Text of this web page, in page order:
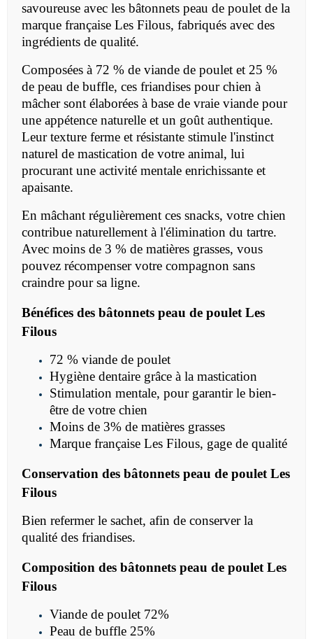
savoureuse avec les bâtonnets peau de poulet de la
marque française Les Filous, fabriqués avec des
ingrédients de qualité.
Composées à 72 % de viande de poulet et 25 %
de peau de buffle, ces friandises pour chien à
mâcher sont élaborées à base de vraie viande pour
une appétence naturelle et un goût authentique.
Leur texture ferme et résistante stimule l'instinct
naturel de mastication de votre animal, lui
procurant une activité mentale enrichissante et
apaisante.
En mâchant régulièrement ces snacks, votre chien
contribue naturellement à l'élimination du tartre.
Avec moins de 3 % de matières grasses, vous
pouvez récompenser votre compagnon sans
craindre pour sa ligne.
Bénéfices des bâtonnets peau de poulet Les
Filous
72 % viande de poulet
Hygiène dentaire grâce à la mastication
Stimulation mentale, pour garantir le bien-
être de votre chien
Moins de 3% de matières grasses
Marque française Les Filous, gage de qualité
Conservation des bâtonnets peau de poulet Les
Filous
Bien refermer le sachet, afin de conserver la
qualité des friandises.
Composition des bâtonnets peau de poulet Les
Filous
Viande de poulet 72%
Peau de buffle 25%